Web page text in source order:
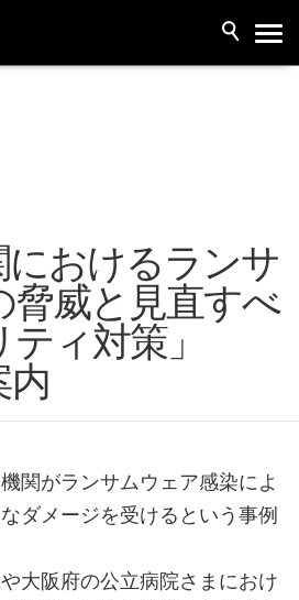
におけるランサ
脅威と見直すべ
ィ対策」
内
関がランサムウェア感染によ
ダメージを受けるという事例
大阪府の公立病院さまにおけ